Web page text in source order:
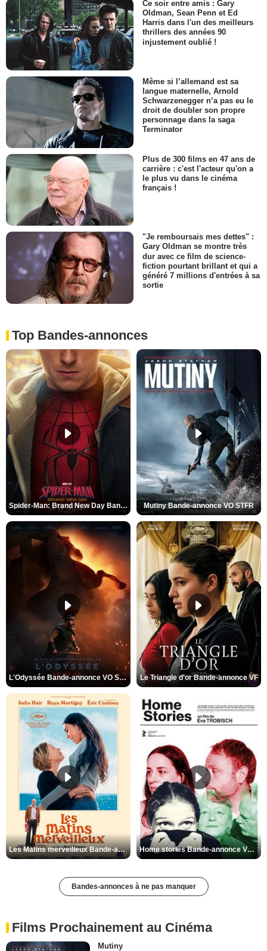
Ce soir entre amis : Gary
Oldman, Sean Penn et Ed
Harris dans l'un des meilleurs
thrillers des années 90
injustement oublié !
Même si l’allemand est sa
langue maternelle, Arnold
Schwarzenegger n’a pas eu le
droit de doubler son propre
personnage dans la saga
Terminator
Plus de 300 films en 47 ans de
carrière : c'est l'acteur qu'on a
le plus vu dans le cinéma
français !
"Je remboursais mes dettes" :
Gary Oldman se montre très
dur avec ce film de science-
fiction pourtant brillant et qui a
généré 7 millions d'entrées à sa
sortie
Top Bandes-annonces
Spider-Man: Brand New Day Bande-annonce VO STFR Mutiny Bande-annonce VO STFR
L'Odyssée Bande-annonce VO STFR Le Triangle d'or Bande-annonce VF
Les Matins merveilleux Bande-annonce VF Home stories Bande-annonce VO STFR
Bandes-annonces à ne pas manquer
Films Prochainement au Cinéma
Mutiny